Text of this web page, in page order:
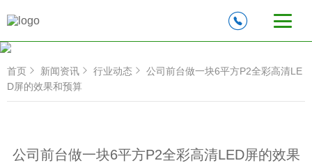
首页 新闻资讯 行业动态
公司前台做一块6平方P2全彩高清LE
D屏的效果和预算
公司前台做一块6平方P2全彩高清LED屏的效果